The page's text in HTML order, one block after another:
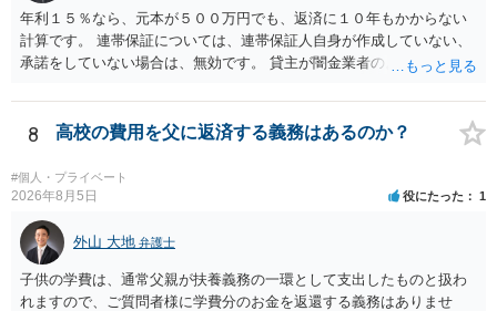
年利１５％なら、元本が５００万円でも、返済に１０年もかからない
計算です。 連帯保証については、連帯保証人自身が作成していない、
承諾をしていない場合は、無効です。 貸主が闇金業者のようなことを
ことで、主債務者自身の債務は免れない（支払い義務あり）と思われ
ます。 これまでの借り入れと返済額をまとめて、現在の正確な債務残
整理をされることをおすすめします。
8 高校の費用を父に返済する義務はあるのか？
#個人・プライベート
2026年8月5日 役にたった 1
外山 大地 弁護士
子供の学費は、通常父親が扶養義務の一環として支出したものと扱わ
れますので、ご質問者様に学費分のお金を返還する義務はありませ